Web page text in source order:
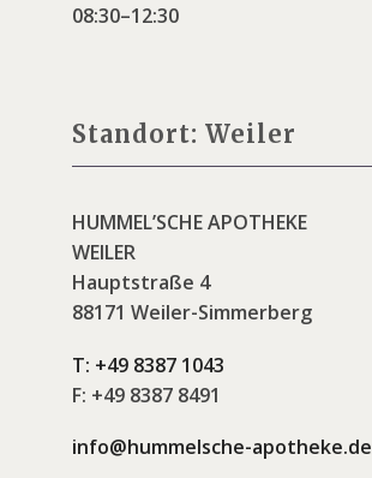
08:30–12:30
Standort: Weiler
HUMMEL’SCHE APOTHEKE
WEILER
Hauptstraße 4
88171 Weiler-Simmerberg
T: +49 8387 1043
F: +49 8387 8491
info@hummelsche-apotheke.de